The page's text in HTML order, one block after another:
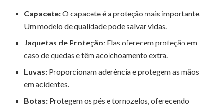
Capacete:O capacete é a proteção mais importante.
Um modelo de qualidade pode salvar vidas.
Jaquetas de Proteção: Elas oferecem proteção em
caso de quedas e têm acolchoamento extra.
Luvas: Proporcionam aderência e protegem as mãos
em acidentes.
Botas: Protegem os pés e tornozelos, oferecendo